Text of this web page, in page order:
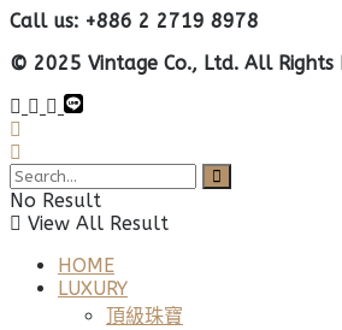
Call us: +886 2 2719 8978
© 2025 Vintage Co., Ltd. All Rights
No Result
View All Result
HOME
LUXURY
頂級珠寶